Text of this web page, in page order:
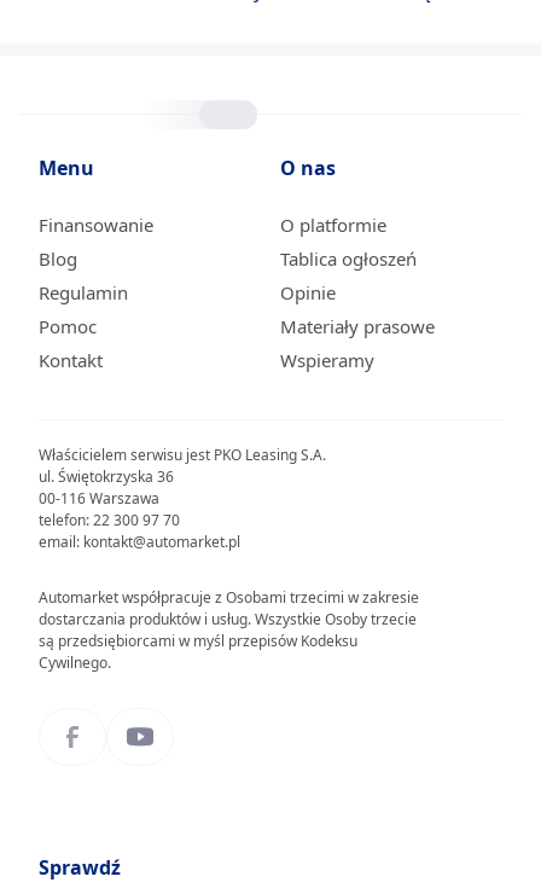
Właścicielem serwisu jest PKO Leasing S.A.
ul. Świętokrzyska 36
00-116 Warszawa
telefon: 22 300 97 70
email: kontakt@automarket.pl
Automarket współpracuje z Osobami trzecimi w zakresie
dostarczania produktów i usług. Wszystkie Osoby trzecie
są przedsiębiorcami w myśl przepisów Kodeksu
Cywilnego.
Menu
Finansowanie
Blog
Regulamin
Pomoc
Kontakt
O nas
O platformie
Tablica ogłoszeń
Opinie
Materiały prasowe
Wspieramy
Sprawdź